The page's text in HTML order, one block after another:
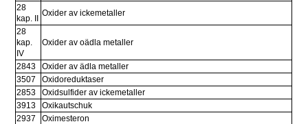
28
kap. II
Oxider av ickemetaller
28
kap.
IV
Oxider av oädla metaller
2843
Oxider av ädla metaller
3507
Oxidoreduktaser
2853
Oxidsulfider av ickemetaller
3913
Oxikautschuk
2937
Oximesteron